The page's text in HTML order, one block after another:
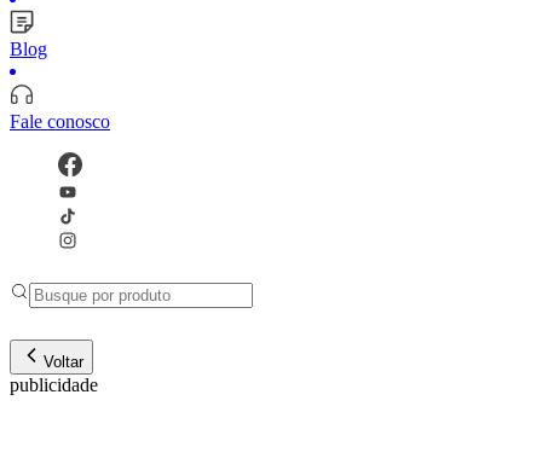
Blog
Fale conosco
Voltar
publicidade